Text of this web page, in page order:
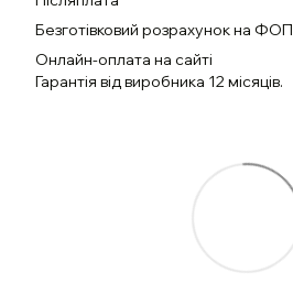
Безготівковий розрахунок на ФОП
Онлайн-оплата на сайті
Гарантія від виробника 12 місяців.